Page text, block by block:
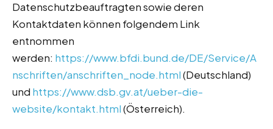
Datenschutzbeauftragten sowie deren
Kontaktdaten können folgendem Link
entnommen
werden: https://www.bfdi.bund.de/DE/Service/A
nschriften/anschriften_node.html(Deutschland)
und https://www.dsb.gv.at/ueber-die-
website/kontakt.html(Österreich).